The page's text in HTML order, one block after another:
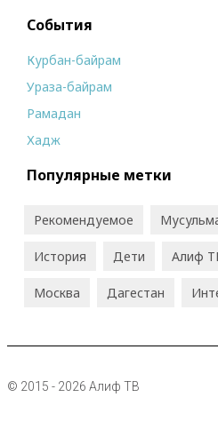
События
Курбан-байрам
Ураза-байрам
Рамадан
Хадж
Популярные метки
Рекомендуемое
История Дети Алиф
Москва Дагестан
© 2015 - 2026 Алиф ТВ